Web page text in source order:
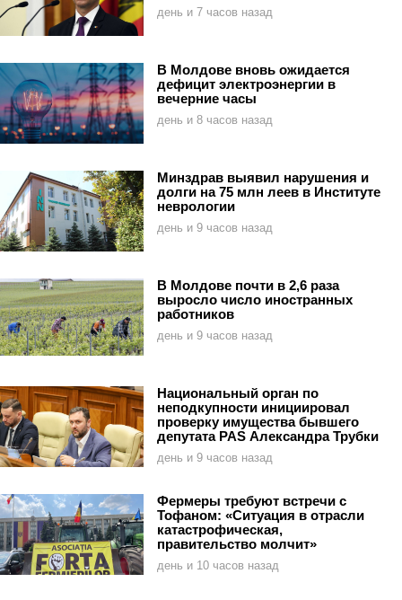
день и 7 часов назад
В Молдове вновь ожидается
дефицит электроэнергии в
вечерние часы
день и 8 часов назад
Минздрав выявил нарушения и
долги на 75 млн леев в Институте
неврологии
день и 9 часов назад
В Молдове почти в 2,6 раза
выросло число иностранных
работников
день и 9 часов назад
Национальный орган по
неподкупности инициировал
проверку имущества бывшего
депутата PAS Александра Трубки
день и 9 часов назад
Фермеры требуют встречи с
Тофаном: «Ситуация в отрасли
катастрофическая,
правительство молчит»
день и 10 часов назад